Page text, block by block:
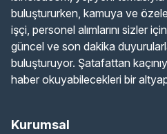
buluştururken, kamuya ve
işçi, personel alımlarını sizler
güncel ve son dakika
buluşturuyor. Şatafattan
haber okuyabilecekleri bir
Kurumsal